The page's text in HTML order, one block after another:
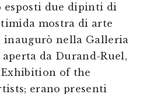
esposti due dipinti di
mostra di arte
inaugurò nella Galleria
da Durand-Ruel,
of the
erano presenti